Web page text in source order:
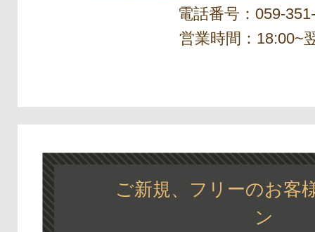
電話番号：059-
営業時間：18:00~
ご新規、フリーのお客
ン